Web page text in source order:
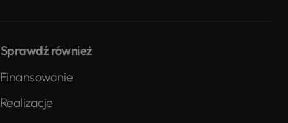
Sprawdź również
Finansowanie
Realizacje